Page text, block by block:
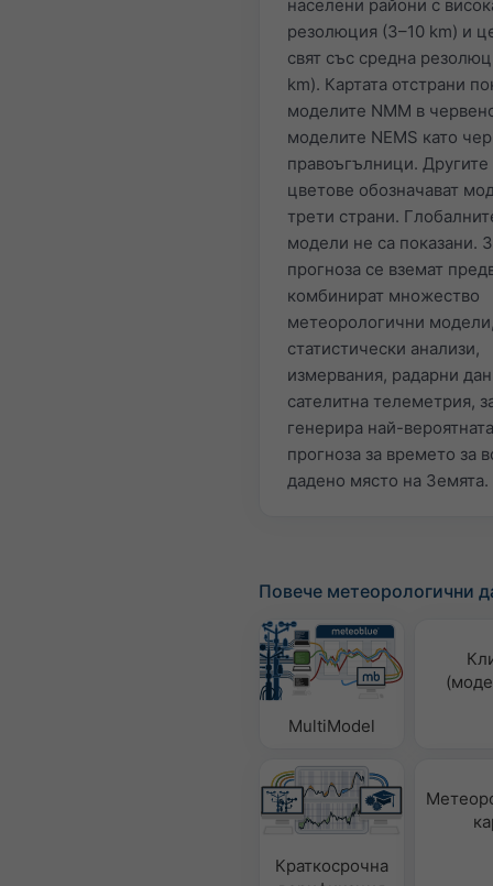
населени райони с
резолюция (3–10 km) и
свят със средна
km). Картата отстрани
моделите NMM в
моделите NEMS като
правоъгълници. Другите
цветове обозначават
трети страни.
модели не са показани.
прогноза се вземат
комбинират множество
метеорологични
статистически анализи,
измервания, радарни
сателитна телеметрия,
генерира най-вероятната
прогноза за времето за
дадено място на Земята.
Повече метеорологични
MultiModel
Краткосрочна